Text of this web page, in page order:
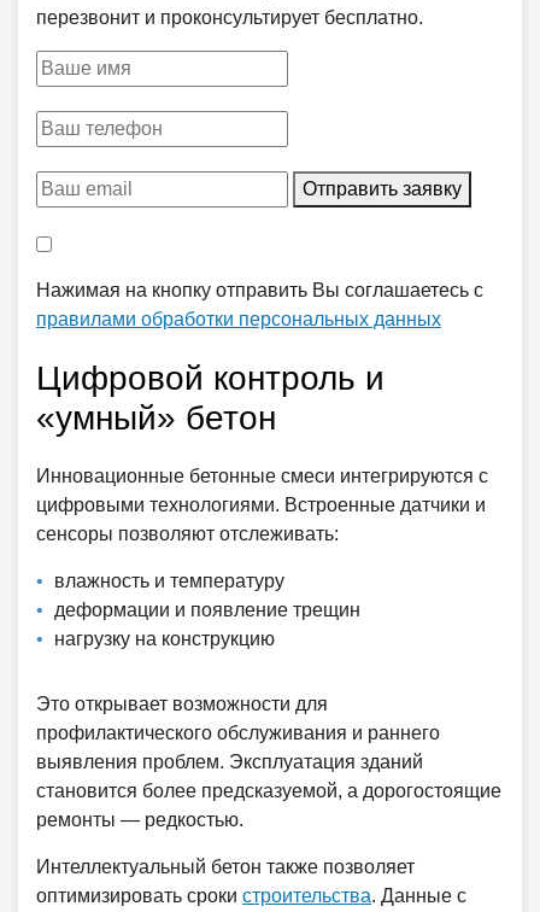
перезвонит и проконсультирует бесплатно.
Отправить заявку
Нажимая на кнопку отправить Вы соглашаетесь с
правилами обработки персональных данных
Цифровой контроль и
«умный» бетон
Инновационные бетонные смеси интегрируются с
цифровыми технологиями. Встроенные датчики и
сенсоры позволяют отслеживать:
влажность и температуру
деформации и появление трещин
нагрузку на конструкцию
Это открывает возможности для
профилактического обслуживания и раннего
выявления проблем. Эксплуатация зданий
становится более предсказуемой, а дорогостоящие
ремонты — редкостью.
Интеллектуальный бетон также позволяет
оптимизировать сроки строительства. Данные с